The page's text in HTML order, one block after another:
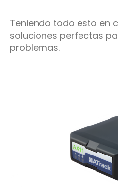
Teniendo todo esto en
soluciones perfectas
problemas.